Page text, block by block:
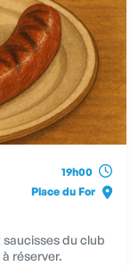
19h00
Place du For
du club
réserver.